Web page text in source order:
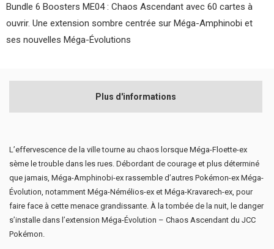
Bundle 6 Boosters ME04 : Chaos Ascendant avec 60 cartes à
ouvrir. Une extension sombre centrée sur Méga-Amphinobi et
ses nouvelles Méga-Évolutions
Plus d'informations
L’effervescence de la ville tourne au chaos lorsque Méga-Floette-ex
sème le trouble dans les rues. Débordant de courage et plus déterminé
que jamais, Méga-Amphinobi-ex rassemble d’autres Pokémon-ex Méga-
Évolution, notamment Méga-Némélios-ex et Méga-Kravarech-ex, pour
faire face à cette menace grandissante. À la tombée de la nuit, le danger
s’installe dans l’extension Méga-Évolution – Chaos Ascendant du JCC
Pokémon.